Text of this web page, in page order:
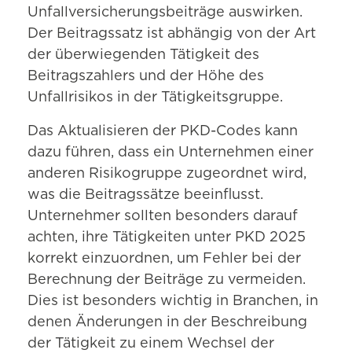
Unfallversicherungsbeiträge auswirken.
Der Beitragssatz ist abhängig von der Art
der überwiegenden Tätigkeit des
Beitragszahlers und der Höhe des
Unfallrisikos in der Tätigkeitsgruppe.
Das Aktualisieren der PKD-Codes kann
dazu führen, dass ein Unternehmen einer
anderen Risikogruppe zugeordnet wird,
was die Beitragssätze beeinflusst.
Unternehmer sollten besonders darauf
achten, ihre Tätigkeiten unter PKD 2025
korrekt einzuordnen, um Fehler bei der
Berechnung der Beiträge zu vermeiden.
Dies ist besonders wichtig in Branchen, in
denen Änderungen in der Beschreibung
der Tätigkeit zu einem Wechsel der